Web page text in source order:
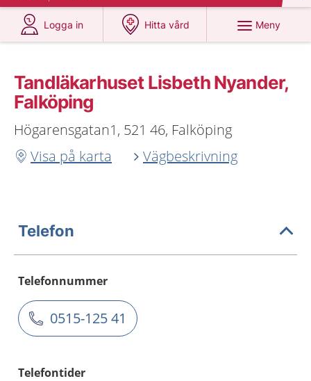
Logga in
på 1177.se
Hitta vård
på 1177.se
Meny
Tandläkarhuset Lisbeth Nyander,
Falköping
Högarensgatan1, 521 46, Falköping
Visa på karta
Vägbeskrivning
Telefon
Telefonnummer
0515-125 41
Telefontider